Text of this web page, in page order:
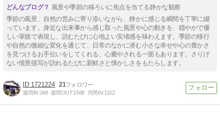
風景や季節の移ろいに焦点を当てる静かな観察
季節の風景、自然の営みに寄り添いながら、静かに感じる瞬間を丁寧に綴
っています。身近な出来事から感じ取った風景や心の動きを、穏やかで優
しい筆致で表現し、読むたびに心地よい安堵感を味わえます。季節の移行
や自然の微細な変化を通じて、日常のなかに潜む小さな幸せや心の豊かさ
を見つけるお手伝いをしてくれる、心癒やされる一面もあります。さりげ
ない情景描写が訪れるたびに新鮮さと懐かしさをもたらします。
1721224 21
週間IN:248 週間OUT:1568 月間IN:1152